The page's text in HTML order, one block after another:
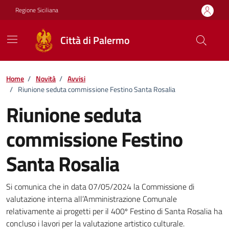
Vai ai contenuti
Vai al footer
Regione Siciliana
Città di Palermo
Home / Novità / Avvisi
/ Riunione seduta commissione Festino Santa Rosalia
Riunione seduta
commissione Festino
Santa Rosalia
Dettagli della notizia
Si comunica che in data 07/05/2024 la Commissione di
valutazione interna all’Amministrazione Comunale
relativamente ai progetti per il 400º Festino di Santa Rosalia ha
concluso i lavori per la valutazione artistico culturale.